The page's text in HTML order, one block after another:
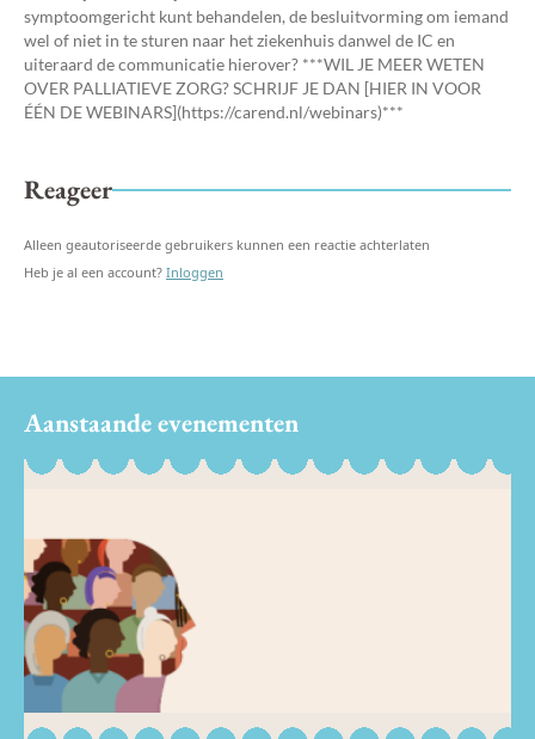
symptoomgericht kunt behandelen, de besluitvorming om iemand
wel of niet in te sturen naar het ziekenhuis danwel de IC en
uiteraard de communicatie hierover? ***WIL JE MEER WETEN
OVER PALLIATIEVE ZORG? SCHRIJF JE DAN [HIER IN VOOR
ÉÉN DE WEBINARS](https://carend.nl/webinars)***
Reageer
Alleen geautoriseerde gebruikers kunnen een reactie achterlaten
Heb je al een account? Inloggen
Aanstaande evenementen